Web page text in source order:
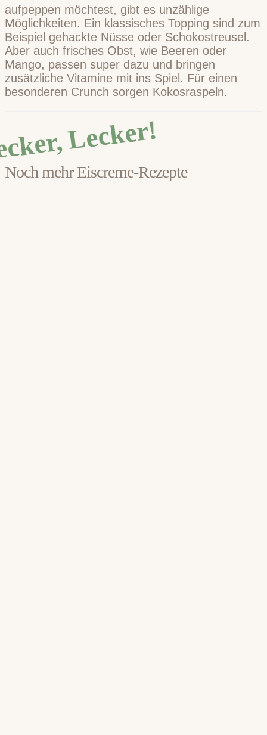
aufpeppen möchtest, gibt es unzählige
Möglichkeiten. Ein klassisches Topping sind zum
Beispiel gehackte Nüsse oder Schokostreusel.
Aber auch frisches Obst, wie Beeren oder
Mango, passen super dazu und bringen
zusätzliche Vitamine mit ins Spiel. Für einen
besonderen Crunch sorgen Kokosraspeln.
Lecker!
Noch mehr Eiscreme-Rezepte